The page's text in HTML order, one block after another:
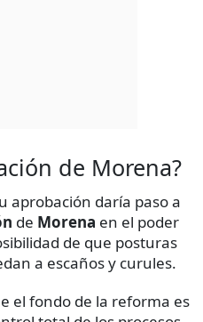
de Morena?
aprobación daría paso a
de Morena en el poder
de que posturas
a escaños y curules.
el fondo de la reforma es